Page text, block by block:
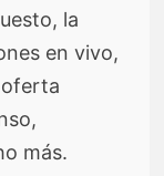
la
en vivo,
más.